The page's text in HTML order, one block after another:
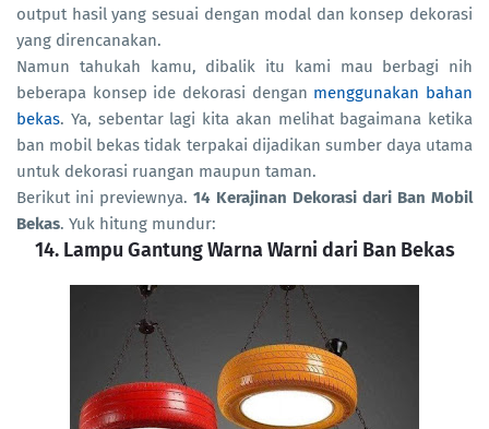
output hasil yang sesuai dengan modal dan konsep dekorasi
yang direncanakan.
Namun tahukah kamu, dibalik itu kami mau berbagi nih
beberapa konsep ide dekorasi dengan menggunakan bahan
bekas. Ya, sebentar lagi kita akan melihat bagaimana ketika
ban mobil bekas tidak terpakai dijadikan sumber daya utama
untuk dekorasi ruangan maupun taman.
Berikut ini previewnya.14 Kerajinan Dekorasi dari Ban Mobil
Bekas. Yuk hitung mundur:
14. Lampu Gantung Warna Warni dari Ban Bekas